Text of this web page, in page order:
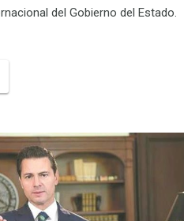
del Gobierno del Estado.